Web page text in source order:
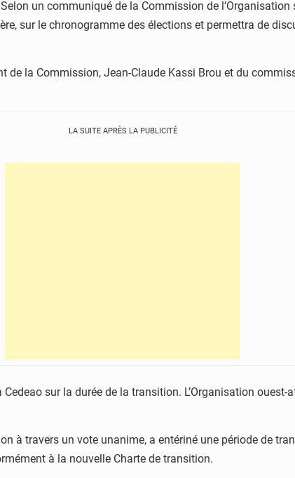
un communiqué de la Commission de
sur le chronogramme des élections et permettra de
de la Commission, Jean-Claude Kassi Brou et du
LA SUITE APRÈS LA PUBLICITÉ
sur la durée de la transition. L’Organisation ouest-
à travers un vote unanime, a entériné une période de
à la nouvelle Charte de transition.